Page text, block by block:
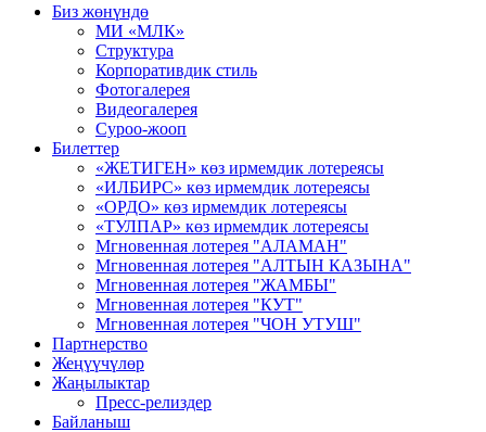
Биз жөнүндө
МИ «МЛК»
Структура
Корпоративдик стиль
Фотогалерея
Видеогалерея
Суроо-жооп
Билеттер
«ЖЕТИГЕН» көз ирмемдик лотереясы
«ИЛБИРС» көз ирмемдик лотереясы
«ОРДО» көз ирмемдик лотереясы
«ТУЛПАР» көз ирмемдик лотереясы
Мгновенная лотерея "АЛАМАН"
Мгновенная лотерея "АЛТЫН КАЗЫНА"
Мгновенная лотерея "ЖАМБЫ"
Мгновенная лотерея "КУТ"
Мгновенная лотерея "ЧОН УТУШ"
Партнерство
Жеңүүчүлөр
Жаңылыктар
Пресс-релиздер
Байланыш